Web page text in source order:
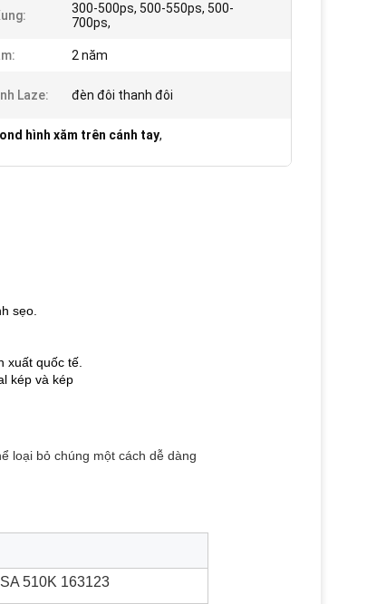
300-500ps, 500-550ps, 500-
700ps,
2 năm
Laze: đèn đôi thanh đôi
hình xăm trên cánh tay,
sẹo.
xuất quốc tế.
kép và kép
loại bỏ chúng một cách dễ dàng
510K 163123